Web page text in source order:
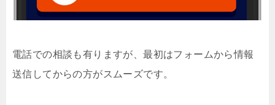
電話での相談も有りますが、最初はフォームから情報
送信してからの方がスムーズです。